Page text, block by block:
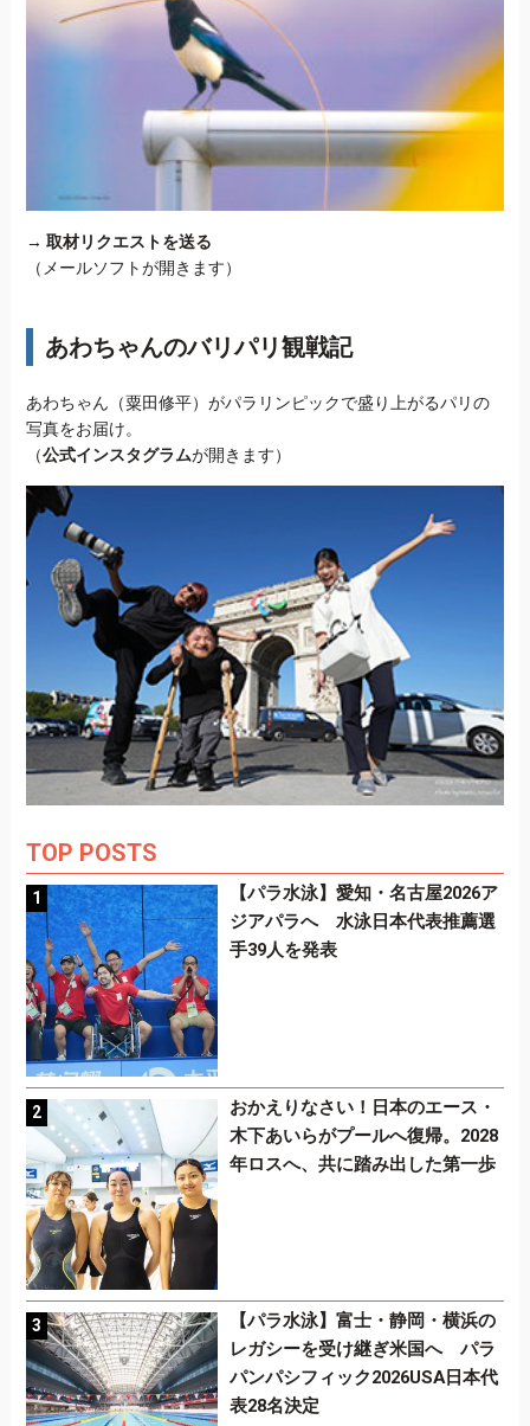
→ 取材リクエストを送る
（メールソフトが開きます）
あわちゃんのバリパリ観戦記
あわちゃん（粟田修平）がパラリンピックで盛り上がるパリの
写真をお届け。
（公式インスタグラムが開きます）
TOP POSTS
【パラ水泳】愛知・名古屋2026ア
ジアパラへ 水泳日本代表推薦選
手39人を発表
おかえりなさい！日本のエース・
木下あいらがプールへ復帰。2028
年ロスへ、共に踏み出した第一歩
【パラ水泳】富士・静岡・横浜の
レガシーを受け継ぎ米国へ パラ
パンパシフィック2026USA日本代
表28名決定